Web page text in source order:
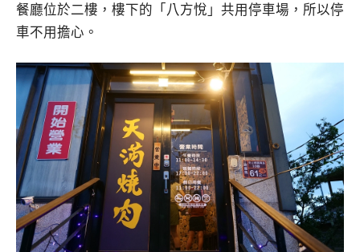
餐廳位於二樓，樓下的「八方悅」共用停車場，所以停
車不用擔心。